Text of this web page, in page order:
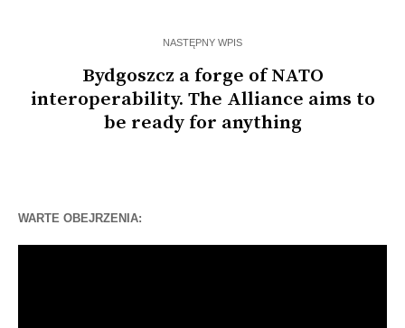
NASTĘPNY WPIS
Bydgoszcz a forge of NATO
interoperability. The Alliance aims to
be ready for anything
WARTE OBEJRZENIA: